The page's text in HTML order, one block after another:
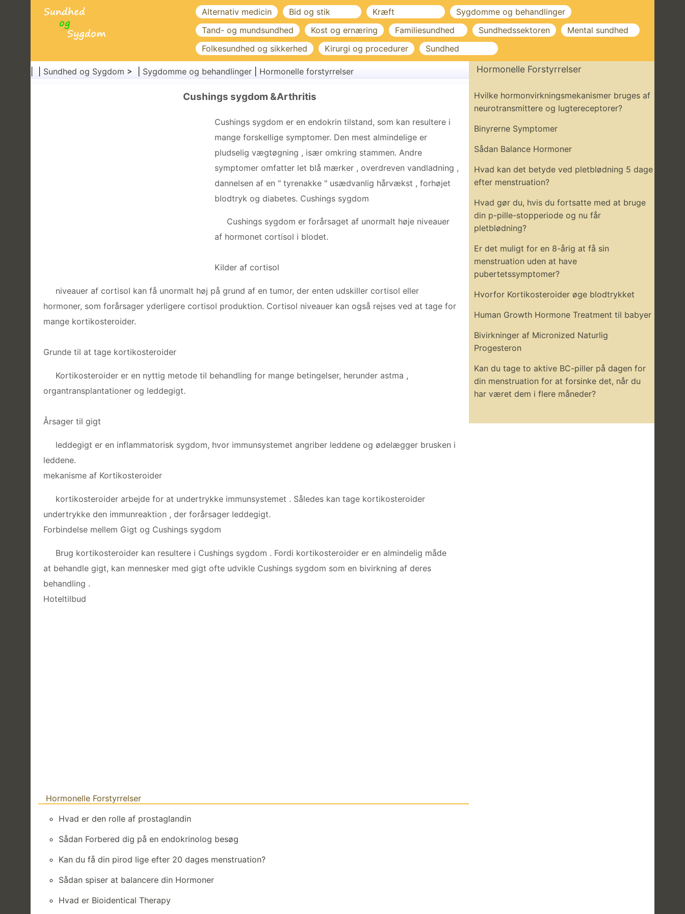
Alternativ medicin Bid og stik Kræft
Sygdomme og behandlinger
Tand- og mundsundhed
Kost og ernæring Familiesundhed Sundhedssektoren
Mental sundhed
Folkesundhed og sikkerhed
Kirurgi og procedurer Sundhed
Sundhed og Sygdom > | Sygdomme og behandlinger Hormonelle forstyrrelser
Cushings sygdom &Arthritis
Cushings sygdom er en endokrin tilstand, som kan resultere i
mange forskellige symptomer. Den mest almindelige er
pludselig vægtøgning , især omkring stammen. Andre
symptomer omfatter let blå mærker , overdreven vandladning ,
dannelsen af ​​en " tyrenakke " usædvanlig hårvækst , forhøjet
blodtryk og diabetes. Cushings sygdom
Cushings sygdom er forårsaget af unormalt høje niveauer
af hormonet cortisol i blodet.
Kilder af cortisol
niveauer af cortisol kan få unormalt høj på grund af en tumor, der enten udskiller cortisol eller
hormoner, som forårsager yderligere cortisol produktion. Cortisol niveauer kan også rejses ved at tage for
mange kortikosteroider.
Grunde til at tage kortikosteroider
Kortikosteroider er en nyttig metode til behandling for mange betingelser, herunder astma ,
organtransplantationer og leddegigt.
Årsager til gigt
leddegigt er en inflammatorisk sygdom, hvor immunsystemet angriber leddene og ødelægger brusken i
leddene.
mekanisme af Kortikosteroider
kortikosteroider arbejde for at undertrykke immunsystemet . Således kan tage kortikosteroider
undertrykke den immunreaktion , der forårsager leddegigt.
Forbindelse mellem Gigt og Cushings sygdom
Brug kortikosteroider kan resultere i Cushings sygdom . Fordi kortikosteroider er en almindelig måde
at behandle gigt, kan mennesker med gigt ofte udvikle Cushings sygdom som en bivirkning af deres
behandling .
Hoteltilbud
Hormonelle Forstyrrelser
Hvad er den rolle af prostaglandin
Sådan Forbered dig på en endokrinolog besøg
Kan du få din pirod lige efter 20 dages menstruation?
Sådan spiser at balancere din Hormoner
Hvad er Bioidentical Therapy
Hormonelle Forstyrrelser
Hvilke hormonvirkningsmekanismer bruges af
neurotransmittere og lugtereceptorer?
Binyrerne Symptomer
Sådan Balance Hormoner
Hvad kan det betyde ved pletblødning 5 dage
efter menstruation?
Hvad gør du, hvis du fortsatte med at bruge
din p-pille-stopperiode og nu får
pletblødning?
Er det muligt for en 8-årig at få sin
menstruation uden at have
pubertetssymptomer?
Hvorfor Kortikosteroider øge blodtrykket
Human Growth Hormone Treatment til babyer
Bivirkninger af Micronized Naturlig
Progesteron
Kan du tage to aktive BC-piller på dagen for
din menstruation for at forsinke det, når du
har været dem i flere måneder?